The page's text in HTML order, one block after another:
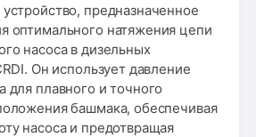
предназначенное
оптимального натяжения цепи
насоса в дизельных
Он использует давление
для плавного и точного
башмака, обеспечивая
насоса и предотвращая